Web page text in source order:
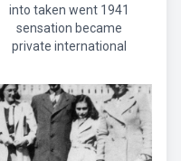
into taken went 1941
sensation became
private international